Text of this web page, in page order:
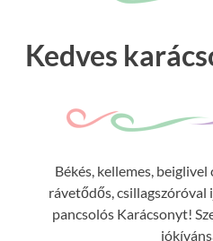
Kedves
Békés, kellemes,
rávetődős, csillagszóróval
pancsolós Karácsonyt!